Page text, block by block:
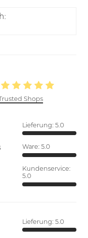
Shops
Lieferung: 5.0
Ware: 5.0
Kundenservice:
5.0
Lieferung: 5.0